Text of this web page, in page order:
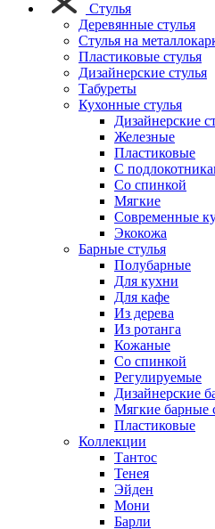
Стулья
Деревянные стулья
Стулья на
Пластиковые стулья
Дизайнерские стулья
Табуреты
Кухонные стулья
Дизайнерские
Железные
Пластиковые
С
Со спинкой
Мягкие
Современные
Экокожа
Барные стулья
Полубарные
Для кухни
Для кафе
Из дерева
Из ротанга
Кожаные
Со спинкой
Регулируемые
Дизайнерские
Мягкие барные
Пластиковые
Коллекции
Тантос
Тенея
Эйден
Мони
Барли